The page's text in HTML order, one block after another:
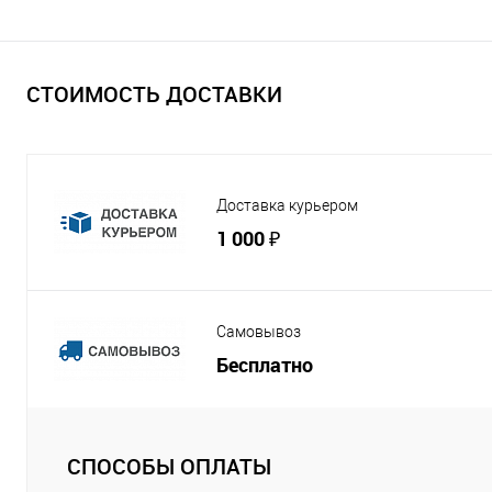
СТОИМОСТЬ ДОСТАВКИ
Доставка курьером
1 000 ₽
Самовывоз
Бесплатно
СПОСОБЫ ОПЛАТЫ